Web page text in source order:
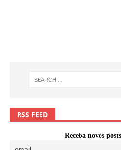
RSS FEED
Receba novos